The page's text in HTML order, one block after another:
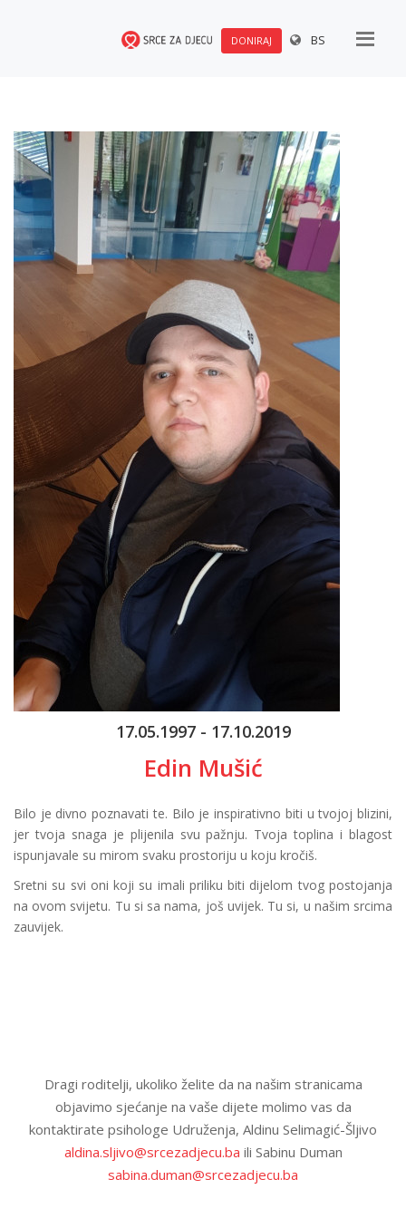
DONIRAJ BS
17.05.1997 - 17.10.2019
Edin Mušić
Bilo je divno poznavati te. Bilo je inspirativno biti u tvojoj blizini,
jer tvoja snaga je plijenila svu pažnju. Tvoja toplina i blagost
ispunjavale su mirom svaku prostoriju u koju kročiš.
Sretni su svi oni koji su imali priliku biti dijelom tvog postojanja
na ovom svijetu. Tu si sa nama, još uvijek. Tu si, u našim srcima
zauvijek.
Dragi roditelji, ukoliko želite da na našim stranicama
objavimo sjećanje na vaše dijete molimo vas da
kontaktirate psihologe Udruženja, Aldinu Selimagić-Šljivo
aldina.sljivo@srcezadjecu.ba ili Sabinu Duman
sabina.duman@srcezadjecu.ba